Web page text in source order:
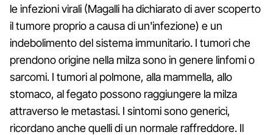
le infezioni virali (Magalli ha dichiarato di aver scoperto
il tumore proprio a causa di un'infezione) e un
indebolimento del sistema immunitario. I tumori che
prendono origine nella milza sono in genere linfomi o
sarcomi. I tumori al polmone, alla mammella, allo
stomaco, al fegato possono raggiungere la milza
attraverso le metastasi. I sintomi sono generici,
ricordano anche quelli di un normale raffreddore. Il